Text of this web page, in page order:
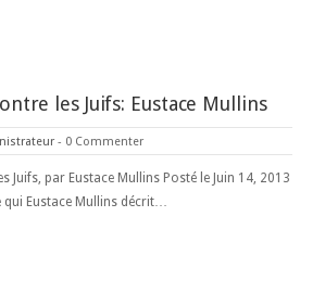
les Juifs: Eustace Mullins
- 0 Commenter
Juifs, par Eustace Mullins Posté le Juin 14, 2013
qui Eustace Mullins décrit…